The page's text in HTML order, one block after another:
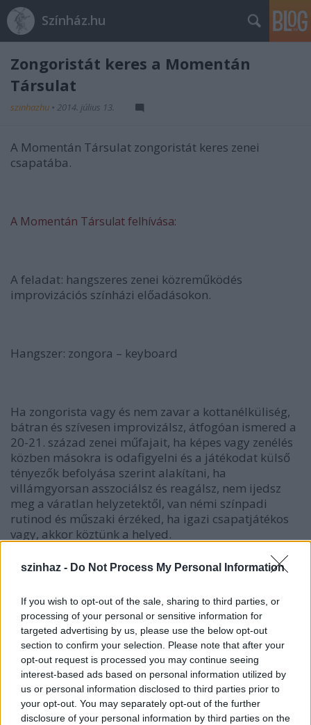
szinhaz - Do Not Process My Personal Information
If you wish to opt-out of the sale, sharing to third parties, or
processing of your personal or sensitive information for
targeted advertising by us, please use the below opt-out
section to confirm your selection. Please note that after your
opt-out request is processed you may continue seeing
interest-based ads based on personal information utilized by
us or personal information disclosed to third parties prior to
your opt-out. You may separately opt-out of the further
disclosure of your personal information by third parties on the
Színház.hu
Zongoristát keres a Momentán
Társulat
szinhazhu • 2014. július 13.
A Momentán Társulat zongoristát keres zenei
csapatába.
A Momentán Társulat felhívása:
A feladat: hangszeres zenei közreműködés
improvizációs színházi előadásokon.
Hangszer: zongora – keyboard
Ha zongorista vagy és nem zavar a kottanélküliség,
bátran és szívesen improvizálsz, átfogóan ismered a
20-21. század zenei műfajait, ha képes vagy zenélés
közben másokra is odafigyelni és a játékodat külső
tényezők befolyása szerint alakítani, ha
villámgyorsan asszociálsz és reagálsz, nem ijedsz
meg a váratlan helyzetektől, van némi színpadi
rutinod és műszaki érzéked, ha igazi csapatjátékos
vagy, akkor köztünk a helyed.